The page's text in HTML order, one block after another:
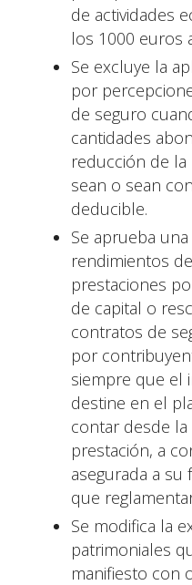
de actividades
los 1000 euros
Se excluye la
por
de seguro
cantidades
reducción de
sean o sean
deducible.
Se aprueba
rendimientos
prestaciones
de capital o
contratos de
por
siempre que el
destine en el
contar desde
prestación, a
asegurada a su
que
Se modifica la
patrimoniales
manifiesto con